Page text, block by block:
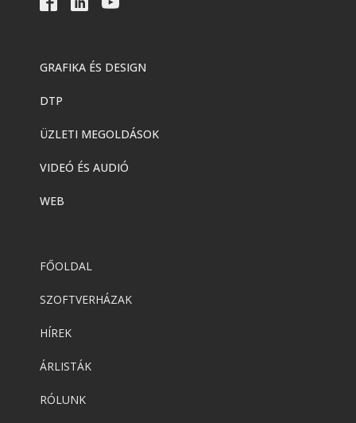
GRAFIKA ÉS DESIGN
DTP
ÜZLETI MEGOLDÁSOK
VIDEÓ ÉS AUDIÓ
WEB
FŐOLDAL
SZOFTVERHÁZAK
HÍREK
ÁRLISTÁK
RÓLUNK